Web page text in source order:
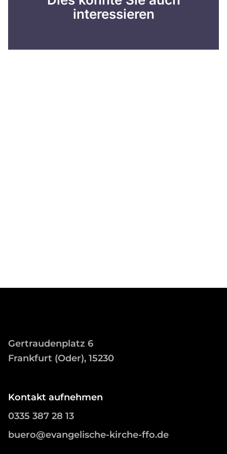
interessieren
Gertraudenplatz 6
Frankfurt (Oder), 15230
Kontakt aufnehmen
0335 387 28 13
buero@evangelische-kirche-ffo.de